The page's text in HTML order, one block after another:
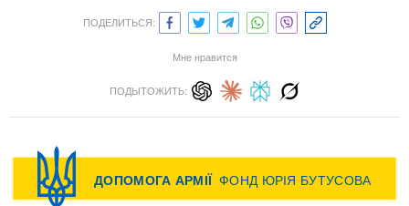
ПОДЕЛИТЬСЯ:
Мне нравится
ПОДЫТОЖИТЬ: